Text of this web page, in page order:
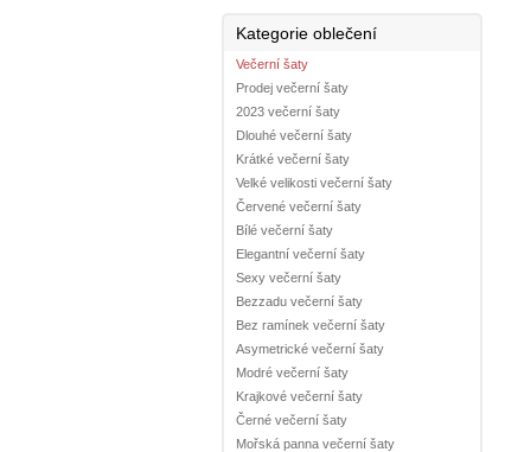
Kategorie oblečení
Večerní šaty
Prodej večerní šaty
2023 večerní šaty
Dlouhé večerní šaty
Krátké večerní šaty
Velké velikosti večerní šaty
Červené večerní šaty
Bílé večerní šaty
Elegantní večerní šaty
Sexy večerní šaty
Bezzadu večerní šaty
Bez ramínek večerní šaty
Asymetrické večerní šaty
Modré večerní šaty
Krajkové večerní šaty
Černé večerní šaty
Mořská panna večerní šaty